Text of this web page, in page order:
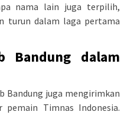
nama lain juga terpilih,
turun dalam laga pertama
Bandung dalam
Bandung juga mengirimkan
Timnas Indonesia.